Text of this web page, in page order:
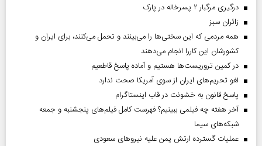
درگیری مرگبار ۲ پسرخاله در پارک
‌زائران سبز
همه مردمی که این سختی‌ها را می‌بینند و تحمل می‌کنند، برای ایران و
کشورشان این کاررا انجام می‌دهند
در کمین تروریست‌ها هستیم و آماده پاسخ قاطعیم
لغو تحریم‌های ایران از سوی آمریکا صحت ندارد
پاسخ قانون به خشونت در قاب اینستاگرام
آخر هفته چه فیلمی ببینیم؟ فهرست کامل فیلم‌های پنجشنبه و جمعه
شبکه‌های سیما
عملیات گسترده ارتش یمن علیه نیروهای سعودی